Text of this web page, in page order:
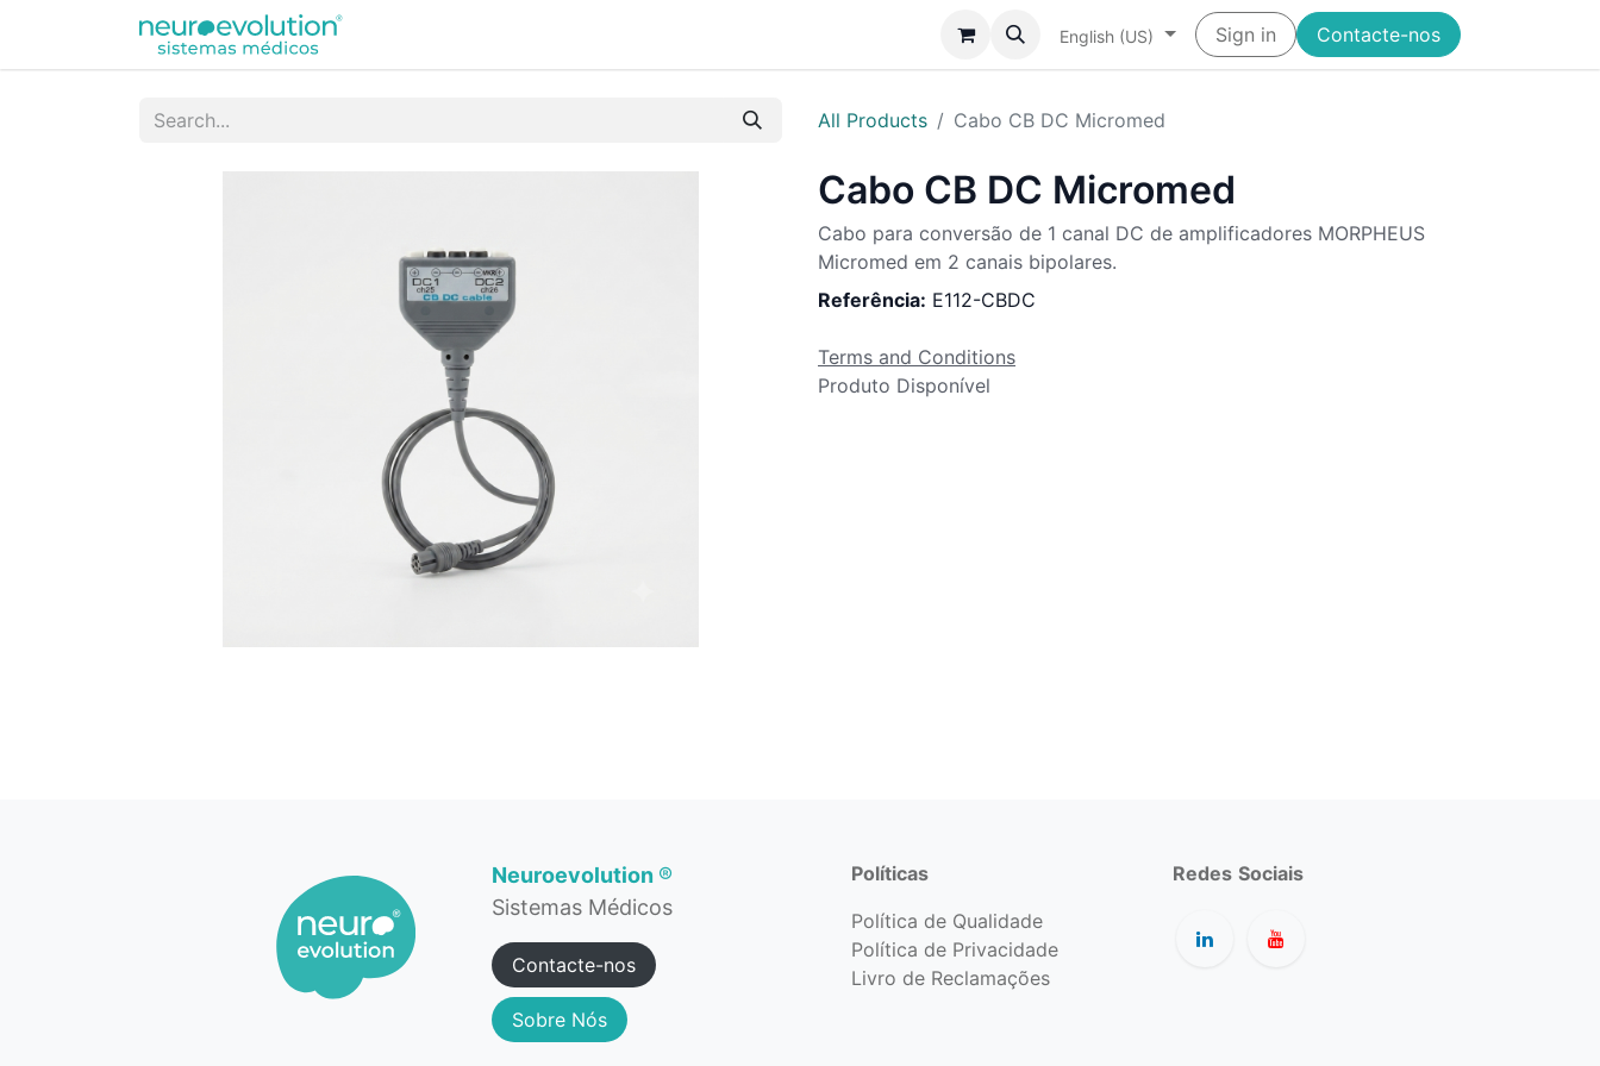
Notícias English (US) Sign in Contacte-nos
All Products Cabo CB DC Micromed
Cabo CB DC Micromed
Cabo para conversão de 1 canal DC de amplificadores MORPHEUS
Micromed em 2 canais bipolares.
Referência: E112-CBDC
Terms and Conditions
Produto Disponível
Políticas
Política de Qualidade
Política de Privacidade
Livro de Reclamações
Redes Sociais
Neuroevolution ®
Sistemas Médicos
Contacte-nos
Sobre Nós